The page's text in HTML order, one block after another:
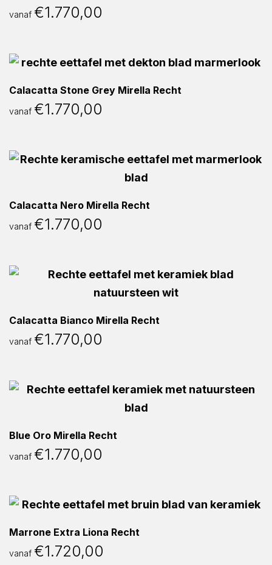
vanaf €1.770,00
Calacatta Stone Grey Mirella Recht
vanaf €1.770,00
Calacatta Nero Mirella Recht
vanaf €1.770,00
Calacatta Bianco Mirella Recht
vanaf €1.770,00
Blue Oro Mirella Recht
vanaf €1.770,00
Marrone Extra Liona Recht
vanaf €1.720,00